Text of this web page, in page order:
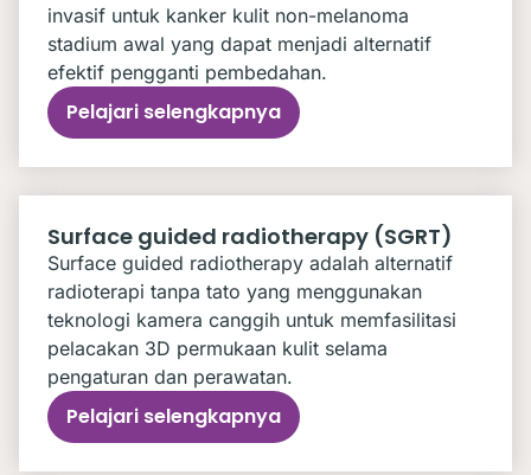
invasif untuk kanker kulit non-melanoma
stadium awal yang dapat menjadi alternatif
efektif pengganti pembedahan.
Pelajari selengkapnya
Surface guided radiotherapy (SGRT)
Surface guided radiotherapy adalah alternatif
radioterapi tanpa tato yang menggunakan
teknologi kamera canggih untuk memfasilitasi
pelacakan 3D permukaan kulit selama
pengaturan dan perawatan.
Pelajari selengkapnya